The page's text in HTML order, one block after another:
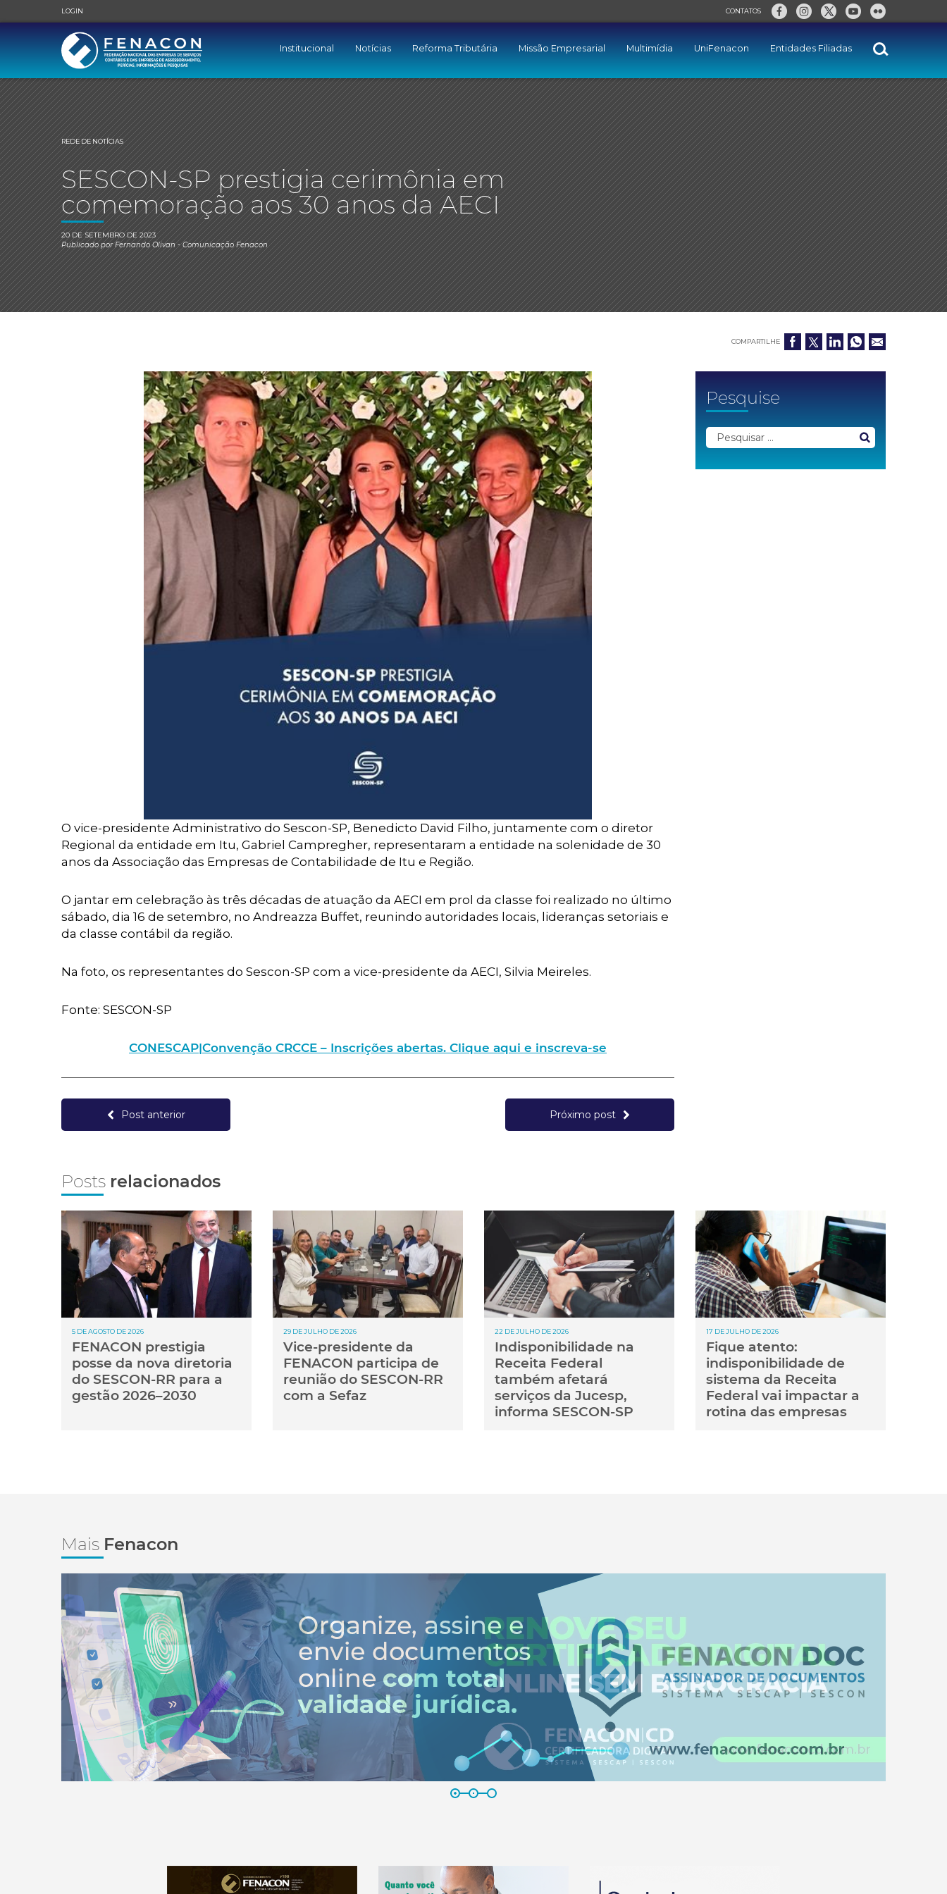
LOGIN CONTATOS
Institucional Notícias Reforma Tributária Missão Empresarial Multimídia UniFenacon Entidades Filiadas
REDE DE NOTÍCIAS
SESCON-SP prestigia cerimônia em
comemoração aos 30 anos da AECI
20 DE SETEMBRO DE 2023
Publicado porFernando Olivan- Comunicação Fenacon
COMPARTILHE
O vice-presidente Administrativo do Sescon-SP, Benedicto David Filho, juntamente com o diretor
Regional da entidade em Itu, Gabriel Campregher, representaram a entidade na solenidade de 30
anos da Associação das Empresas de Contabilidade de Itu e Região.
O jantar em celebração às três décadas de atuação da AECI em prol da classe foi realizado no último
sábado, dia 16 de setembro, no Andreazza Buffet, reunindo autoridades locais, lideranças setoriais e
da classe contábil da região.
Na foto, os representantes do Sescon-SP com a vice-presidente da AECI, Silvia Meireles.
Fonte: SESCON-SP
CONESCAP|Convenção CRCCE – Inscrições abertas. Clique aqui e inscreva-se
Post anterior Próximo post
Pesquise
Posts relacionados
5 DE AGOSTO DE 2026
FENACON prestigia
posse da nova diretoria
do SESCON-RR para a
gestão 2026–2030
29 DE JULHO DE 2026
Vice-presidente da
FENACON participa de
reunião do SESCON-RR
com a Sefaz
22 DE JULHO DE 2026
Indisponibilidade na
Receita Federal
também afetará
serviços da Jucesp,
informa SESCON-SP
17 DE JULHO DE 2026
Fique atento:
indisponibilidade de
sistema da Receita
Federal vai impactar a
rotina das empresas
Mais Fenacon